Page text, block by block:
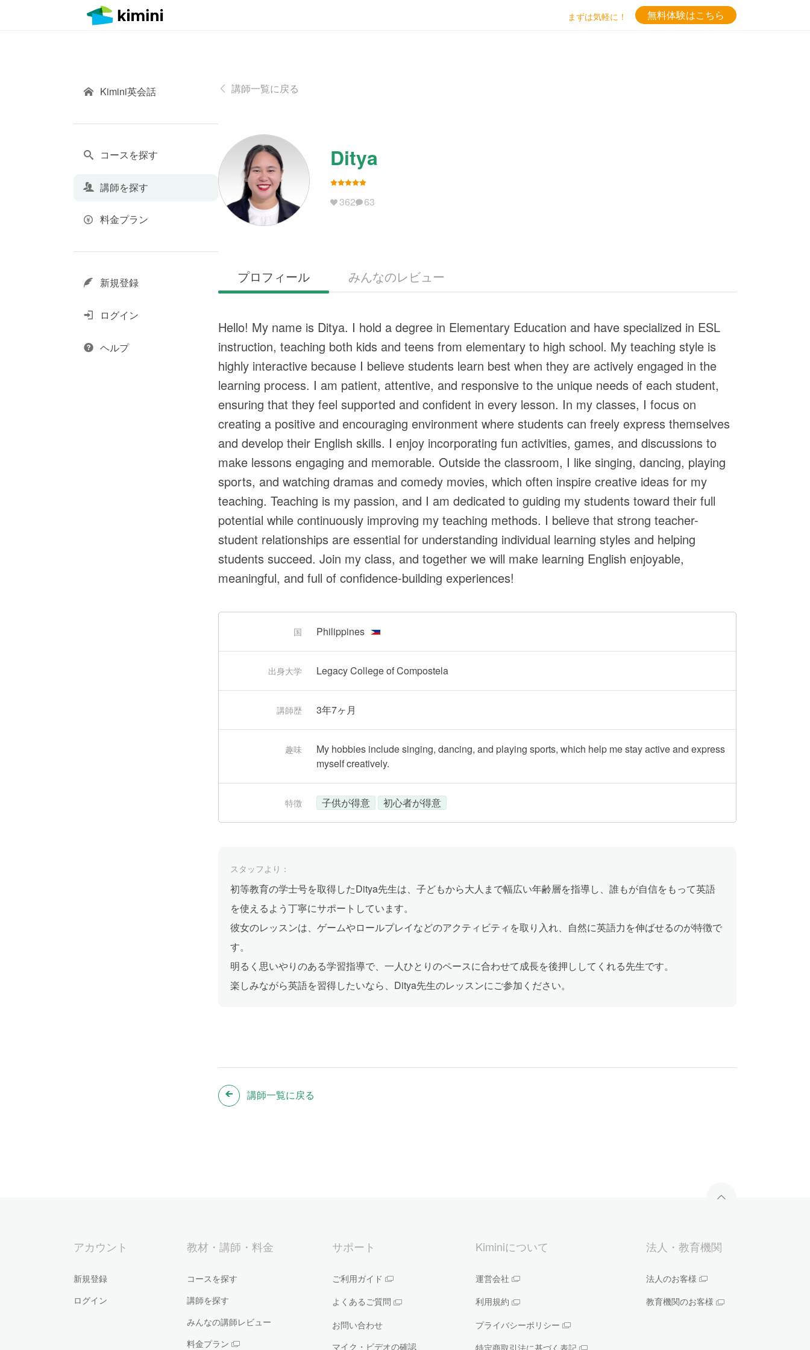
まずは気軽に！ 無料体験はこちら
講師一覧に戻る
Ditya
362 63
プロフィール みんなのレビュー
Hello! My name is Ditya. I hold a degree in Elementary Education and have specialized in ESL
instruction, teaching both kids and teens from elementary to high school. My teaching style is
highly interactive because I believe students learn best when they are actively engaged in the
learning process. I am patient, attentive, and responsive to the unique needs of each student,
ensuring that they feel supported and confident in every lesson. In my classes, I focus on
creating a positive and encouraging environment where students can freely express themselves
and develop their English skills. I enjoy incorporating fun activities, games, and discussions to
make lessons engaging and memorable. Outside the classroom, I like singing, dancing, playing
sports, and watching dramas and comedy movies, which often inspire creative ideas for my
teaching. Teaching is my passion, and I am dedicated to guiding my students toward their full
potential while continuously improving my teaching methods. I believe that strong teacher-
student relationships are essential for understanding individual learning styles and helping
students succeed. Join my class, and together we will make learning English enjoyable,
meaningful, and full of confidence-building experiences!
国 Philippines
出身大学 Legacy College of Compostela
講師歴 3年7ヶ月
趣味
My hobbies include singing, dancing, and playing sports, which help me stay active and express
myself creatively.
特徴 子供が得意 初心者が得意
スタッフより：
初等教育の学士号を取得したDitya先生は、子どもから大人まで幅広い年齢層を指導し、誰もが自信をもって英語
を使えるよう丁寧にサポートしています。
彼女のレッスンは、ゲームやロールプレイなどのアクティビティを取り入れ、自然に英語力を伸ばせるのが特徴で
す。
明るく思いやりのある学習指導で、一人ひとりのペースに合わせて成長を後押ししてくれる先生です。
楽しみながら英語を習得したいなら、Ditya先生のレッスンにご参加ください。
講師一覧に戻る
Kimini英会話
コースを探す
講師を探す
料金プラン
新規登録
ログイン
ヘルプ
アカウント
新規登録
ログイン
教材・講師・料金
コースを探す
講師を探す
みんなの講師レビュー
料金プラン
サポート
ご利用ガイド
よくあるご質問
お問い合わせ
マイク・ビデオの確認
Kiminiについて
運営会社
利用規約
プライバシーポリシー
特定商取引法に基づく表記
法人・教育機関
法人のお客様
教育機関のお客様